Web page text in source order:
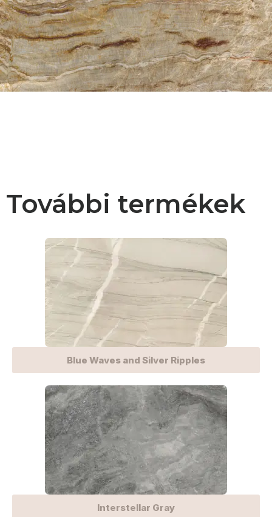
További termékek
Blue Waves and Silver Ripples
Interstellar Gray